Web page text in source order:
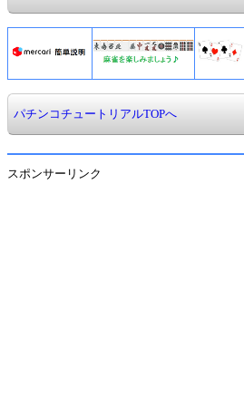
パチンコチュートリアルTOPへ
スポンサーリンク